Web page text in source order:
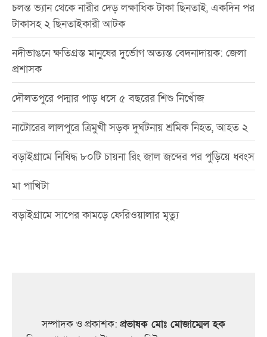
চলন্ত ভ্যান থেকে নারীর দেড় লক্ষাধিক টাকা ছিনতাই, একদিন পর
টাকাসহ ২ ছিনতাইকারী আটক
নদীভাঙনে ক্ষতিগ্রস্ত মানুষের দুর্ভোগ অত্যন্ত বেদনাদায়ক: জেলা
প্রশাসক
দৌলতপুরে পদ্মার পাড় ধসে ৫ বছরের শিশু নিখোঁজ
নাটোরের লালপুরে ত্রিমুখী সড়ক দুর্ঘটনায় শ্রমিক নিহত, আহত ২
বড়াইগ্রামে নিষিদ্ধ ৮০টি চায়না রিং জাল জব্দের পর পুড়িয়ে ধ্বংস
মা পাখিটা
বড়াইগ্রামে সাপের কামড়ে ফেরিওয়ালার মৃত্যু
সম্পাদক ও প্রকাশক: প্রভাষক মোঃ মোজাম্মেল হক